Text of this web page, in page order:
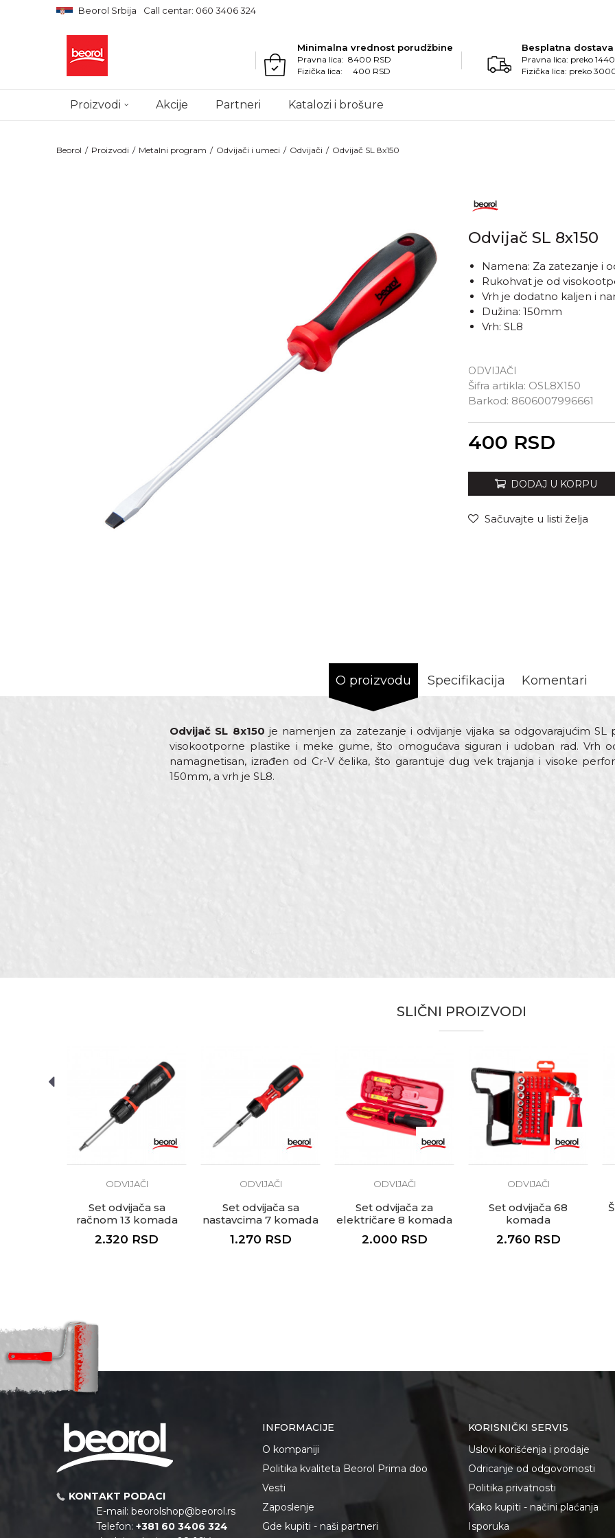
Beorol Srbija Call centar: 060 3406 324
Minimalna vrednost porudžbine
Pravna lica: 8400 RSD
Fizička lica: 400 RSD
Besplatna dostava
Pravna lica: preko
Fizička lica: preko
Proizvodi Akcije Partneri Katalozi i brošure
Beorol Proizvodi Metalni program Odvijači i umeci Odvijači Odvijač SL 8x150
Odvijač SL 8x150
ODVIJAČI
Šifra artikla: OSL8X150
Barkod: 8606007996661
Namena: Za zatezanje i
Rukohvat je od
Vrh je dodatno kaljen i
Dužina: 150mm
Vrh: SL8
400 RSD
DODAJ U KORPU
Sačuvajte u listi želja
O proizvodu Specifikacija Komentari
Odvijač SL 8x150 je namenjen za zatezanje i odvijanje vijaka sa odgovarajućim
visokootporne plastike i meke gume, što omogućava siguran i udoban rad. Vrh
namagnetisan, izrađen od Cr-V čelika, što garantuje dug vek trajanja i visoke
150mm, a vrh je SL8.
SLIČNI PROIZVODI
ODVIJAČI
Set odvijača sa
račnom 13 komada
zglobni
2.320 RSD
ODVIJAČI
Set odvijača sa
nastavcima 7 komada
1.270 RSD
ODVIJAČI
Set odvijača za
električare 8 komada
2.000 RSD
ODVIJAČI
Set odvijača 68
komada
2.760 RSD
KONTAKT PODACI
E-mail: beorolshop@beorol.rs
Telefon: +381 60 3406 324
INFORMACIJE
O kompaniji
Politika kvaliteta Beorol Prima doo
Vesti
Zaposlenje
Gde kupiti - naši partneri
KORISNIČKI SERVIS
Uslovi korišćenja i prodaje
Odricanje od odgovornosti
Politika privatnosti
Kako kupiti - načini plaćanja
Isporuka